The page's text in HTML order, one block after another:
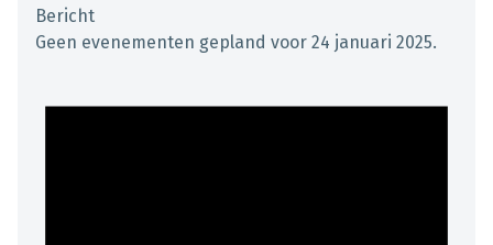
Bericht
Geen evenementen gepland voor 24 januari 2025.